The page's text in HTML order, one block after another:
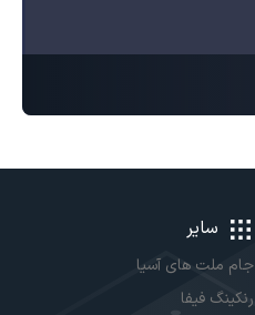
سایر
جام ملت های آسیا
رنکینگ فیفا